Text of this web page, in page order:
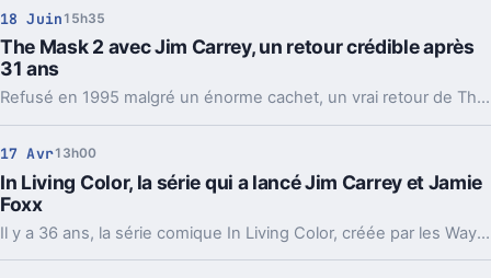
18 Juin 15h35
The Mask 2 avec Jim Carrey, un retour crédible après
31 ans
Refusé en 1995 malgré un énorme cachet, un vrai retour de The Mask refait surface. Et, cette fois, les bonnes personnes semblent enfin alignées.
17 Avr13h00
In Living Color, la série qui a lancé Jim Carrey et Jamie
Foxx
Il y a 36 ans, la série comique In Living Color, créée par les Wayans, lançait les carrières de Jim Carrey et Jamie Foxx, futures grandes stars d'Hollywood.